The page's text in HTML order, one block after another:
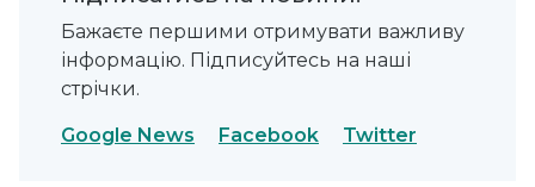
Бажаєте першими отримувати важливу
інформацію. Підписуйтесь на наші
стрічки.
Google News Facebook Twitter